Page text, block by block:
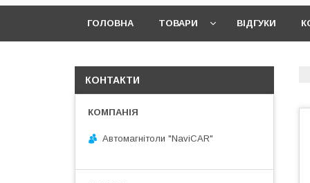
ГОЛОВНА ТОВАРИ ВІДГУКИ
КОНТАКТИ
Автомагнітоли "NaviCAR"